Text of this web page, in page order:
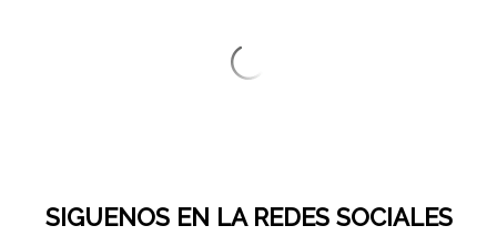
SIGUENOS EN LA REDES SOCIALES